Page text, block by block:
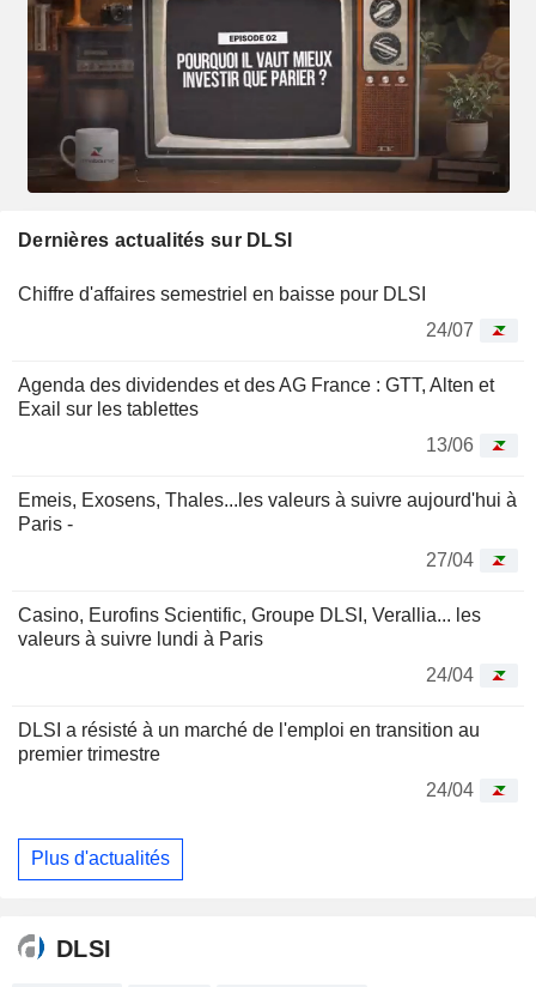
Dernières actualités sur DLSI
Chiffre d'affaires semestriel en baisse pour DLSI
24/07
Agenda des dividendes et des AG France : GTT, Alten et
Exail sur les tablettes
13/06
Emeis, Exosens, Thales...les valeurs à suivre aujourd'hui à
Paris -
27/04
Casino, Eurofins Scientific, Groupe DLSI, Verallia... les
valeurs à suivre lundi à Paris
24/04
DLSI a résisté à un marché de l'emploi en transition au
premier trimestre
24/04
Plus d'actualités
DLSI